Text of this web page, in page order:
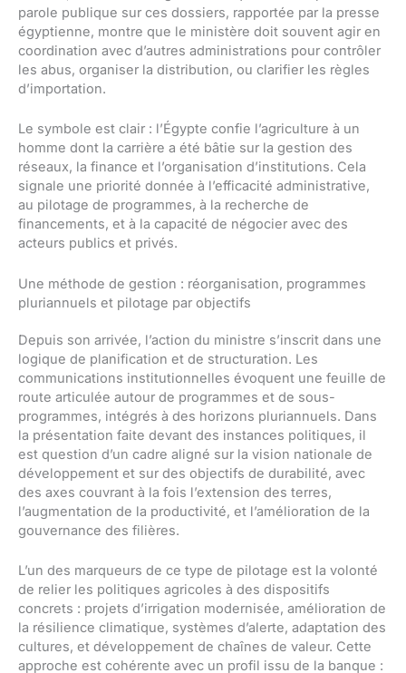
parole publique sur ces dossiers, rapportée par la presse
égyptienne, montre que le ministère doit souvent agir en
coordination avec d’autres administrations pour contrôler
les abus, organiser la distribution, ou clarifier les règles
d’importation.
Le symbole est clair : l’Égypte confie l’agriculture à un
homme dont la carrière a été bâtie sur la gestion des
réseaux, la finance et l’organisation d’institutions. Cela
signale une priorité donnée à l’efficacité administrative,
au pilotage de programmes, à la recherche de
financements, et à la capacité de négocier avec des
acteurs publics et privés.
Une méthode de gestion : réorganisation, programmes
pluriannuels et pilotage par objectifs
Depuis son arrivée, l’action du ministre s’inscrit dans une
logique de planification et de structuration. Les
communications institutionnelles évoquent une feuille de
route articulée autour de programmes et de sous-
programmes, intégrés à des horizons pluriannuels. Dans
la présentation faite devant des instances politiques, il
est question d’un cadre aligné sur la vision nationale de
développement et sur des objectifs de durabilité, avec
des axes couvrant à la fois l’extension des terres,
l’augmentation de la productivité, et l’amélioration de la
gouvernance des filières.
L’un des marqueurs de ce type de pilotage est la volonté
de relier les politiques agricoles à des dispositifs
concrets : projets d’irrigation modernisée, amélioration de
la résilience climatique, systèmes d’alerte, adaptation des
cultures, et développement de chaînes de valeur. Cette
approche est cohérente avec un profil issu de la banque :